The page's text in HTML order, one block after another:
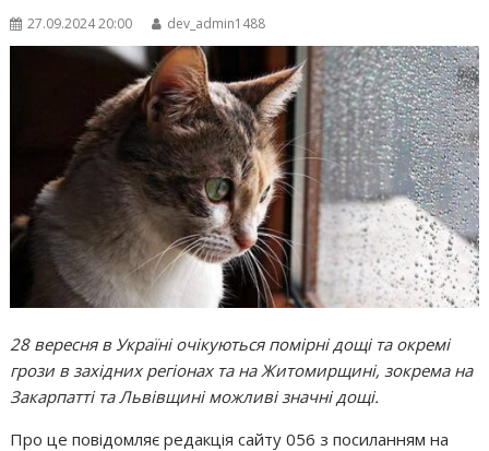
27.09.2024 20:00 dev_admin1488
28 вересня в Україні очікуються помірні дощі та окремі
грози в західних регіонах та на Житомирщині, зокрема на
Закарпатті та Львівщині можливі значні дощі.
Про це повідомляє редакція сайту 056 з посиланням на